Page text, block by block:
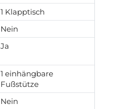
1 Klapptisch
Nein
Ja
1 einhängbare
Fußstütze
Nein